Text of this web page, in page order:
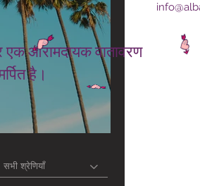
एक आरामदायक वातावरण
है।
सभी श्रेणियाँ